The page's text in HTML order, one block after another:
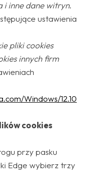
i inne dane witryn.
ustawienia
pliki cookies
innych firm
Windows/12.10
cookies
przy pasku
Edge wybierz trzy